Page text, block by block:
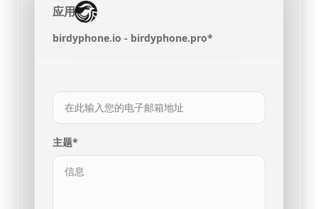
应用
birdyphone.io - birdyphone.pro*
主题*